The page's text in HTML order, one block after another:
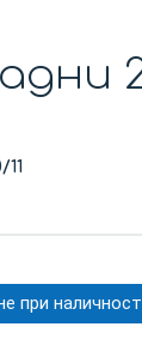
11
при наличност